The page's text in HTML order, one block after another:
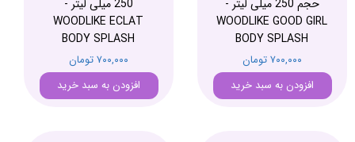
حجم 250 میلی لیتر -
WOODLIKE GOOD GIRL
BODY SPLASH
۷۰۰,۰۰۰ تومان
افزودن به سبد خرید
250 میلی لیتر -
WOODLIKE ECLAT
BODY SPLASH
۷۰۰,۰۰۰ تومان
افزودن به سبد خرید